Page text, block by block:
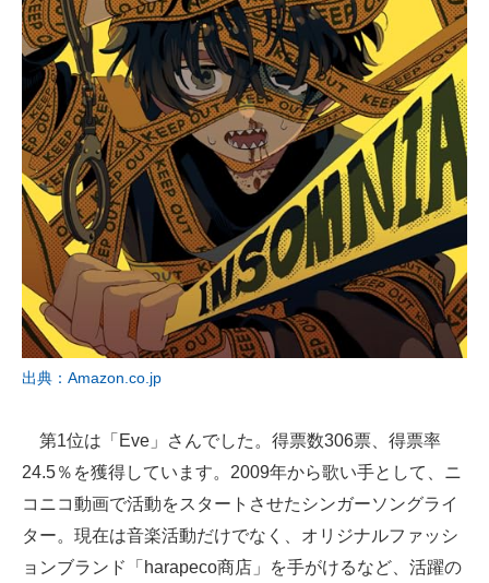
出典：Amazon.co.jp
第1位は「Eve」さんでした。得票数306票、得票率
24.5％を獲得しています。2009年から歌い手として、ニ
コニコ動画で活動をスタートさせたシンガーソングライ
ター。現在は音楽活動だけでなく、オリジナルファッシ
ョンブランド「harapeco商店」を手がけるなど、活躍の